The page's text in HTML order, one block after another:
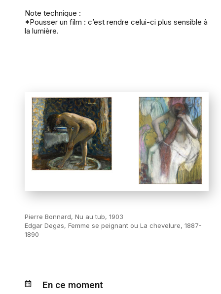
Note technique :
*Pousser un film : c’est rendre celui-ci plus sensible à
la lumière.
Pierre Bonnard, Nu au tub, 1903
Edgar Degas, Femme se peignant ou La chevelure, 1887-
1890
En ce moment